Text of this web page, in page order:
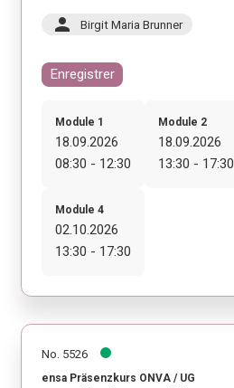
person Birgit Maria Brunner
Enregistrer
Module 1
18.09.2026
08:30 - 12:30
Module 2
18.09.2026
13:30 - 17:30
Module 4
02.10.2026
13:30 - 17:30
No. 5526
ensa Präsenzkurs ONVA / UG